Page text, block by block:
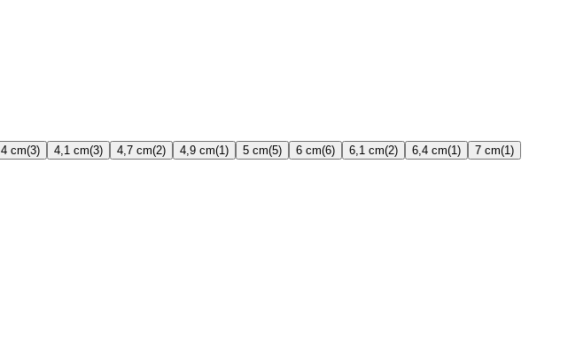
4 cm(3) 4,1 cm(3) 4,7 cm(2) 4,9 cm(1) 5 cm(5) 6 cm(6) 6,1 cm(2) 6,4 cm(1) 7 cm(1)